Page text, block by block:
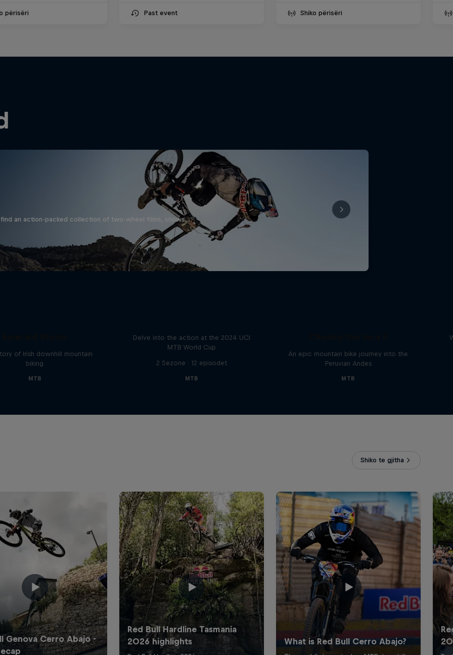
përisëri Past event Shiko përisëri
an action-packed collection of two-wheel films, shows …
of Irish downhill mountain
biking
MTB
Delve into the action at the 2024 UCI
MTB World Cup
2 Sezone · 12 episodet
MTB
An epic mountain bike journey into the
Peruvian Andes
MTB
Shiko te gjitha